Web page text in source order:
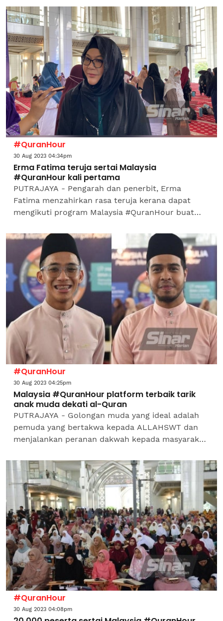
Malaysia#Quranhour ialah golongan...
#QuranHour
30 Aug 2023 04:34pm
Erma Fatima teruja sertai Malaysia
#QuranHour kali pertama
PUTRAJAYA - Pengarah dan penerbit, Erma
Fatima menzahirkan rasa teruja kerana dapat
mengikuti program Malaysia #QuranHour buat
program berlangsung selama sejam...
#QuranHour
30 Aug 2023 04:25pm
Malaysia #QuranHour platform terbaik tarik
anak muda dekati al-Quran
PUTRAJAYA - Golongan muda yang ideal adalah
pemuda yang bertakwa kepada ALLAHSWT dan
menjalankan peranan dakwah kepada masyarakat
berkembang kepada seluruh...
#QuranHour
30 Aug 2023 04:08pm